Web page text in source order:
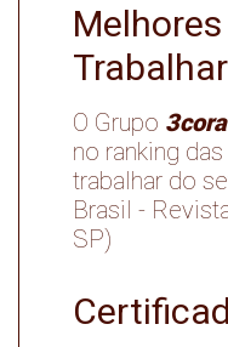
O Grupo
no ranking
trabalhar do
Brasil -
SP)